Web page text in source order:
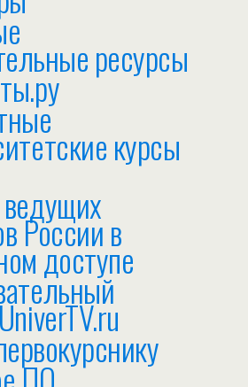
ресурсы
курсы
России в
доступе